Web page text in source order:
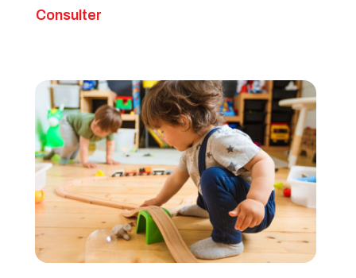
Consulter